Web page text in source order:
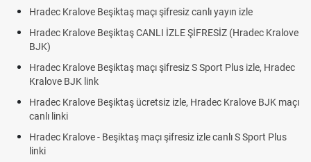
Hradec Kralove Beşiktaş maçı şifresiz canlı yayın izle
Hradec Kralove Beşiktaş CANLI İZLE ŞİFRESİZ (Hradec Kralove
BJK)
Hradec Kralove Beşiktaş maçı şifresiz S Sport Plus izle, Hradec
Kralove BJK link
Hradec Kralove Beşiktaş ücretsiz izle, Hradec Kralove BJK maçı
canlı linki
Hradec Kralove - Beşiktaş maçı şifresiz izle canlı S Sport Plus
linki